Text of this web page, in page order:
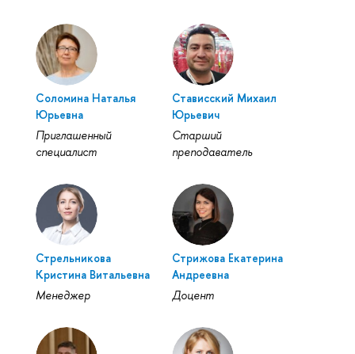
Соломина Наталья
Юрьевна
Приглашенный
специалист
Стависский Михаил
Юрьевич
Старший
преподаватель
Стрельникова
Кристина Витальевна
Менеджер
Стрижова Екатерина
Андреевна
Доцент